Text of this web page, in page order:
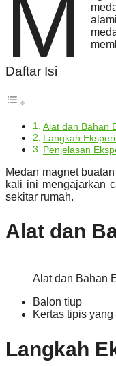
M
Daftar Isi
Alat dan Bahan
Langkah
Penjelasan
Medan magnet
kali ini mengajarkan
sekitar rumah.
Alat dan
Alat dan Bahan
Balon tiup
Kertas tipis
Langkah